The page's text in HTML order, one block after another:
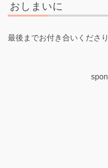
おしまいに
最後までお付き合いくださ